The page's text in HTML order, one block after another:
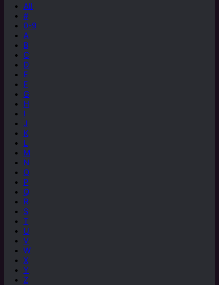
All
#
0-9
A
B
C
D
E
F
G
H
I
J
K
L
M
N
O
P
Q
R
S
T
U
V
W
X
Y
Z